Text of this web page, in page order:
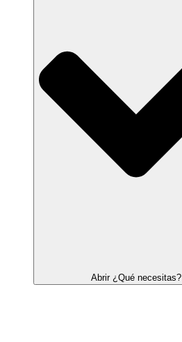
Abrir ¿Qué necesitas?